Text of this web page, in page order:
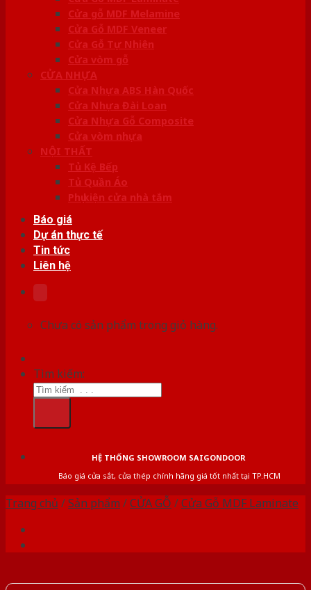
Cửa gỗ MDF Melamine
Cửa Gỗ MDF Veneer
Cửa Gỗ Tự Nhiên
Cửa vòm gỗ
CỬA NHỰA
Cửa Nhựa ABS Hàn Quốc
Cửa Nhựa Đài Loan
Cửa Nhựa Gỗ Composite
Cửa vòm nhựa
NỘI THẤT
Tủ Kệ Bếp
Tủ Quần Áo
Phụ kiện cửa nhà tắm
Báo giá
Dự án thực tế
Tin tức
Liên hệ
Chưa có sản phẩm trong giỏ hàng.
Tìm kiếm:
HỆ THỐNG SHOWROOM SAIGONDOOR
Báo giá cửa sắt, cửa thép chính hãng giá tốt nhất tại TP.HCM
Trang chủ /Sản phẩm /CỬA GỖ /Cửa Gỗ MDF Laminate